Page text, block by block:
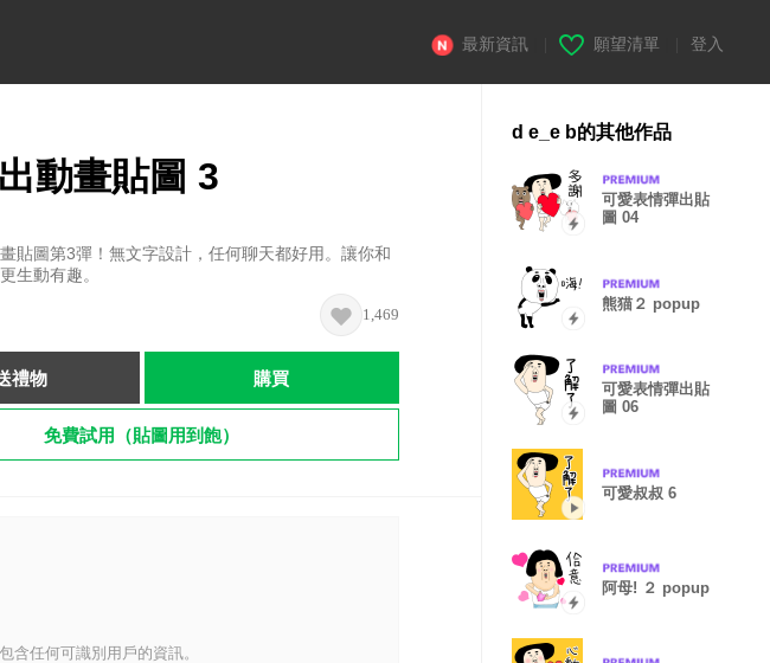
最新資訊 願望清單 登入
動畫貼圖 3
貼圖第3彈！無文字設計，任何聊天都好用。讓你和
生動有趣。
1,469
禮物 購買
免費試用（貼圖用到飽）
含任何可識別用戶的資訊。
d e_e b的其他作品
可愛表情彈出貼
圖 04
熊猫２ popup
可愛表情彈出貼
圖 06
可愛叔叔 6
阿母! ２ popup